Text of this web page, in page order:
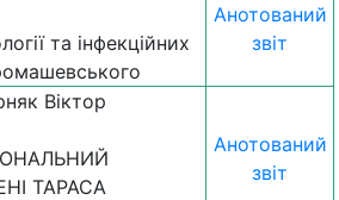
та інфекційних
Анотований
звіт
Віктор
ТАРАСА
Анотований
звіт